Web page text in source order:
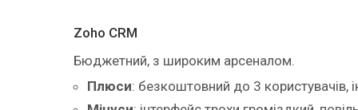
Zoho CRM
Бюджетний, з широким арсеналом.
Плюси: безкоштовний до 3 користувачів,